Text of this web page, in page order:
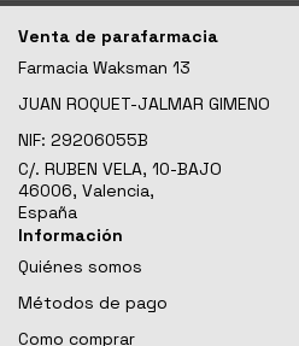
Venta de parafarmacia
Farmacia Waksman 13
JUAN ROQUET-JALMAR GIMENO
NIF: 29206055B
C/. RUBEN VELA, 10-BAJO
46006, Valencia,
España
Información
Quiénes somos
Métodos de pago
Como comprar